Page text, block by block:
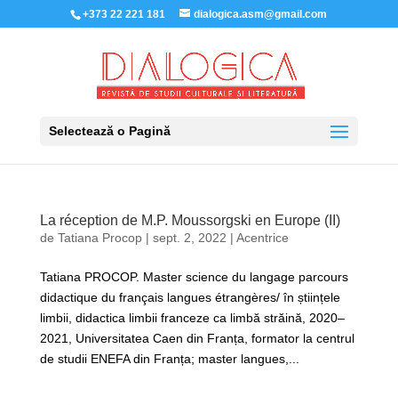
+373 22 221 181 dialogica.asm@gmail.com
Selectează o Pagină
La réception de M.P. Moussorgski en Europe (II)
de Tatiana Procop| sept. 2, 2022 | Acentrice
Tatiana PROCOP. Master science du langage parcours
didactique du français langues étrangères/ în științele
limbii, didactica limbii franceze ca limbă străină, 2020–
2021, Universitatea Caen din Franța, formator la centrul
de studii ENEFA din Franța; master langues,...